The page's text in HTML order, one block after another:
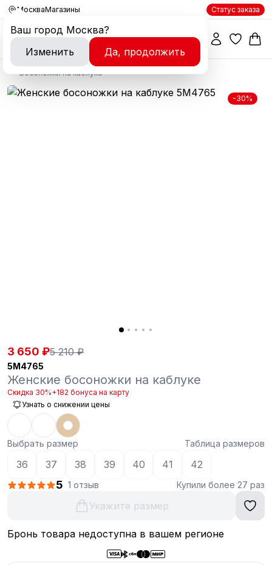
Москва
Ваш город Москва?
Изменить
Да, продолжить
Магазины Статус заказа
Босоножки на каблуке
-30%
3 650 ₽5 210 ₽
5M4765
Женские босоножки на каблуке
Скидка 30%+182 бонуса на карту
Узнать о снижении цены
Выбрать размер Таблица размеров
36 37 38 39 40 41 42
5 1 отзыв Купили более 27 раз
Укажите размер
Бронь товара недоступна в вашем регионе